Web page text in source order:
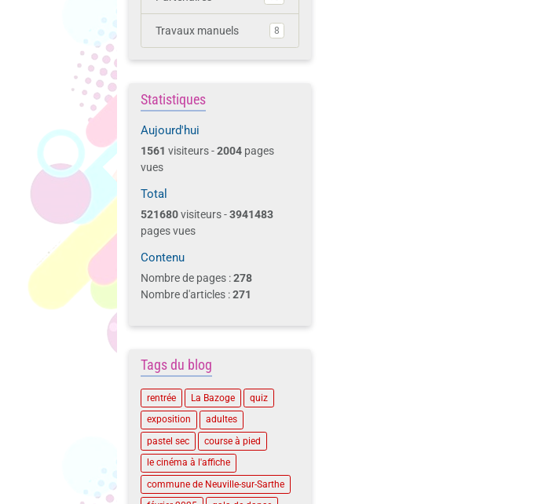
Travaux manuels 8
Statistiques
Aujourd'hui
1561 visiteurs -2004 pages
vues
Total
521680visiteurs -3941483
pages vues
Contenu
Nombre de pages :278
Nombre d'articles :271
Tags du blog
rentrée La Bazoge
quiz
exposition
adultes
pastel sec
course à pied
le cinéma à l'affiche
commune de Neuville-sur-Sarthe